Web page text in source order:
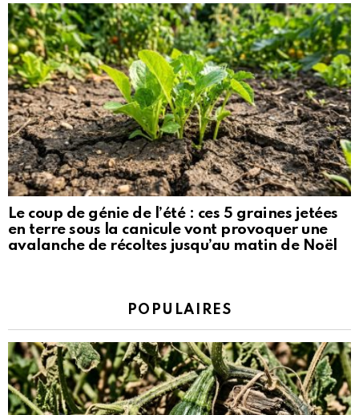
Le coup de génie de l’été : ces 5 graines jetées
en terre sous la canicule vont provoquer une
avalanche de récoltes jusqu’au matin de Noël
POPULAIRES